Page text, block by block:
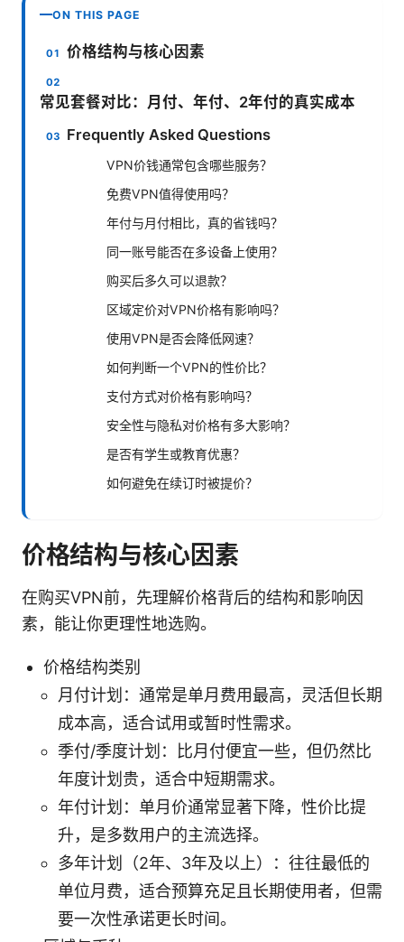
ON THIS PAGE
价格结构与核心因素
常见套餐对比：月付、年付、2年付的真实成本
Frequently Asked Questions
VPN价钱通常包含哪些服务？
免费VPN值得使用吗？
年付与月付相比，真的省钱吗？
同一账号能否在多设备上使用？
购买后多久可以退款？
区域定价对VPN价格有影响吗？
使用VPN是否会降低网速？
如何判断一个VPN的性价比？
支付方式对价格有影响吗？
安全性与隐私对价格有多大影响？
是否有学生或教育优惠？
如何避免在续订时被提价？
价格结构与核心因素
在购买VPN前，先理解价格背后的结构和影响因
素，能让你更理性地选购。
价格结构类别
月付计划：通常是单月费用最高，灵活但长期
成本高，适合试用或暂时性需求。
季付/季度计划：比月付便宜一些，但仍然比
年度计划贵，适合中短期需求。
年付计划：单月价通常显著下降，性价比提
升，是多数用户的主流选择。
多年计划（2年、3年及以上）：往往最低的
单位月费，适合预算充足且长期使用者，但需
要一次性承诺更长时间。